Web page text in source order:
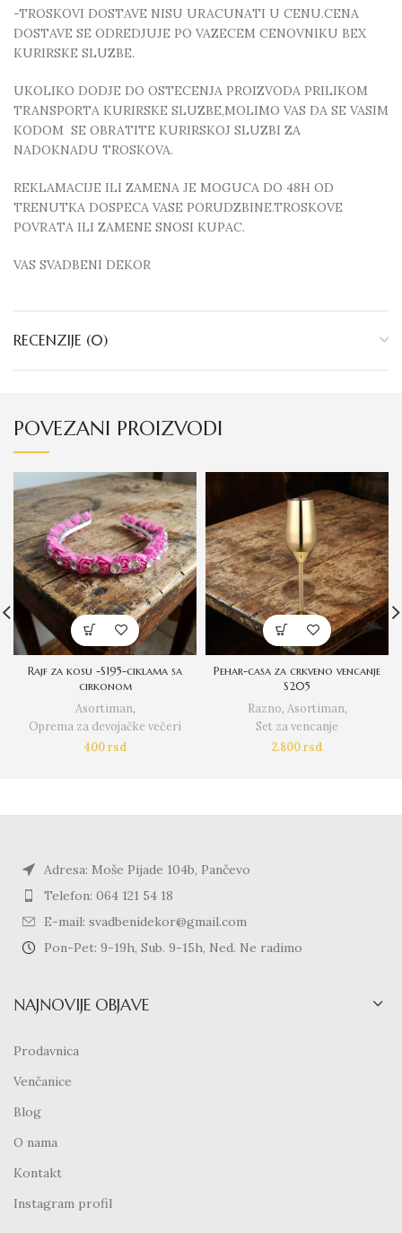
-TROSKOVI DOSTAVE NISU URACUNATI U CENU.CENA
DOSTAVE SE ODREDJUJE PO VAZECEM CENOVNIKU BEX
KURIRSKE SLUZBE.
UKOLIKO DODJE DO OSTECENJA PROIZVODA PRILIKOM
TRANSPORTA KURIRSKE SLUZBE,MOLIMO VAS DA SE VASIM
KODOM SE OBRATITE KURIRSKOJ SLUZBI ZA
NADOKNADU TROSKOVA.
REKLAMACIJE ILI ZAMENA JE MOGUCA DO 48H OD
TRENUTKA DOSPECA VASE PORUDZBINE.TROSKOVE
POVRATA ILI ZAMENE SNOSI KUPAC.
VAS SVADBENI DEKOR
RECENZIJE (0)
POVEZANI PROIZVODI
Rajf za kosu -S195-ciklama sa
cirkonom
Asortiman,
Oprema za devojačke večeri
400rsd
Pehar-casa za crkveno vencanje
S205
Razno, Asortiman,
Set za vencanje
2.800rsd
Adresa: Moše Pijade 104b, Pančevo
Telefon: 064 121 54 18
E-mail: svadbenidekor@gmail.com
Pon-Pet: 9-19h, Sub. 9-15h, Ned. Ne radimo
NAJNOVIJE OBJAVE
Prodavnica
Venčanice
Blog
O nama
Kontakt
Instagram profil